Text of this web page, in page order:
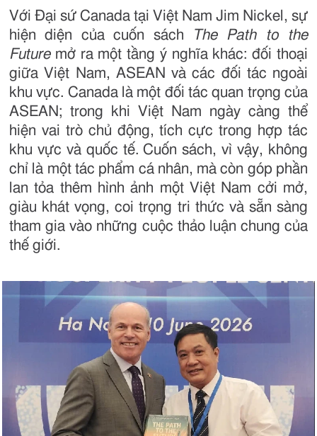
Với Đại sứ Canada tại Việt Nam Jim Nickel, sự
hiện diện của cuốn sách
The Path to the
Futuremở ra một tầng ý nghĩa khác: đối thoại
giữa Việt Nam, ASEAN và các đối tác ngoài
khu vực. Canada là một đối tác quan trọng của
ASEAN; trong khi Việt Nam ngày càng thể
hiện vai trò chủ động, tích cực trong hợp tác
khu vực và quốc tế. Cuốn sách, vì vậy, không
chỉ là một tác phẩm cá nhân, mà còn góp phần
lan tỏa thêm hình ảnh một Việt Nam cởi mở,
giàu khát vọng, coi trọng tri thức và sẵn sàng
tham gia vào những cuộc thảo luận chung của
thế giới.